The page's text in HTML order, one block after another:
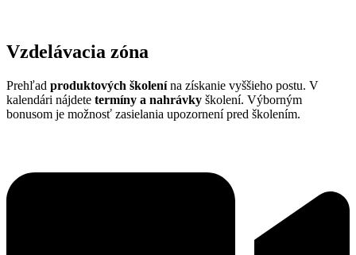
Vzdelávacia zóna
Prehľad produktových školenína získanie vyššieho postu. V
kalendári nájdete termíny a nahrávky školení. Výborným
bonusom je možnosť zasielania upozornení pred školením.